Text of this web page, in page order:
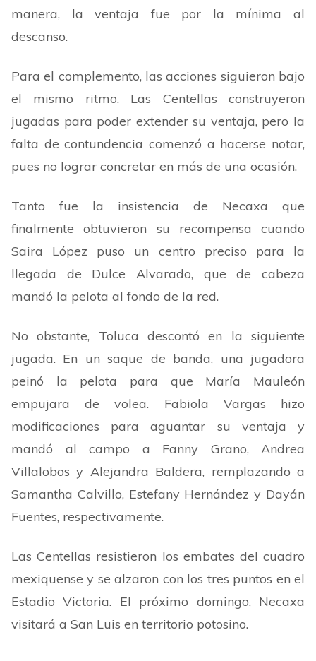
manera, la ventaja fue por la mínima al
descanso.
Para el complemento, las acciones siguieron bajo
el mismo ritmo. Las Centellas construyeron
jugadas para poder extender su ventaja, pero la
falta de contundencia comenzó a hacerse notar,
pues no lograr concretar en más de una ocasión.
Tanto fue la insistencia de Necaxa que
finalmente obtuvieron su recompensa cuando
Saira López puso un centro preciso para la
llegada de Dulce Alvarado, que de cabeza
mandó la pelota al fondo de la red.
No obstante, Toluca descontó en la siguiente
jugada. En un saque de banda, una jugadora
peinó la pelota para que María Mauleón
empujara de volea. Fabiola Vargas hizo
modificaciones para aguantar su ventaja y
mandó al campo a Fanny Grano, Andrea
Villalobos y Alejandra Baldera, remplazando a
Samantha Calvillo, Estefany Hernández y Dayán
Fuentes, respectivamente.
Las Centellas resistieron los embates del cuadro
mexiquense y se alzaron con los tres puntos en el
Estadio Victoria. El próximo domingo, Necaxa
visitará a San Luis en territorio potosino.